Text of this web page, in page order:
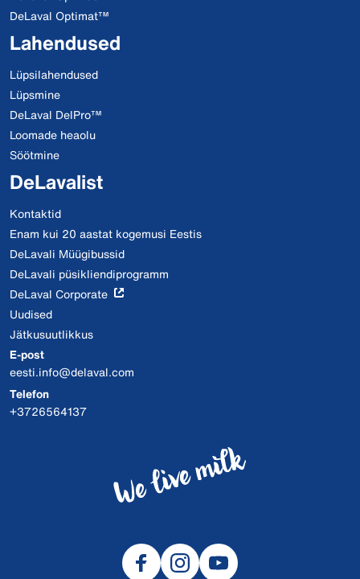
DeLaval Optimat™
Lahendused
Lüpsilahendused
Lüpsmine
DeLaval DelPro™
Loomade heaolu
Söötmine
DeLavalist
Kontaktid
Enam kui 20 aastat kogemusi Eestis
DeLavali Müügibussid
DeLavali püsikliendiprogramm
DeLaval Corporate
Uudised
Jätkusuutlikkus
E-post
eesti.info@delaval.com
Telefon
+3726564137